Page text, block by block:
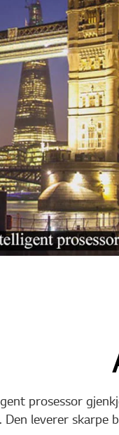
prosessor
Den leverer skarpe